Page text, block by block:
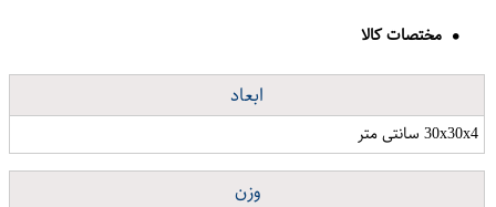
مختصات کالا
ابعاد
30x30x4 سانتی متر
وزن